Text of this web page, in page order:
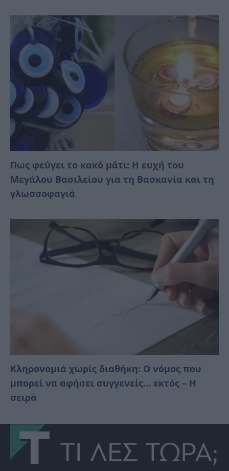
Πως φεύγει το κακό μάτι: Η ευχή του
Μεγάλου Βασιλείου για τη Βασκανία και τη
γλωσσοφαγιά
Κληρονομιά χωρίς διαθήκη: Ο νόμος που
μπορεί να αφήσει συγγενείς… εκτός – Η
σειρά